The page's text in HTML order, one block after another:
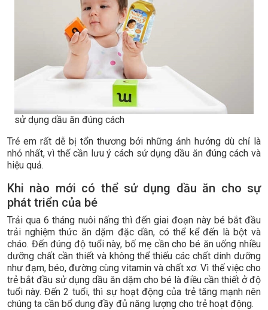
sử dụng dầu ăn đúng cách
Trẻ em rất dễ bị tổn thương bởi những ảnh hưởng dù chỉ là
nhỏ nhất, vì thế cần lưu ý cách sử dụng dầu ăn đúng cách và
hiệu quả.
Khi nào mới có thể sử dụng dầu ăn cho sự
phát triển của bé
Trải qua 6 tháng nuôi nấng thì đến giai đoạn này bé bắt đầu
trải nghiệm thức ăn dặm đặc dần, có thể kể đến là bột và
cháo. Đến đúng độ tuổi này, bố mẹ cần cho bé ăn uống nhiều
dưỡng chất cần thiết và không thể thiếu các chất dinh dưỡng
như đạm, béo, đường cùng vitamin và chất xơ. Vì thế việc cho
trẻ bắt đầu sử dụng dầu ăn dặm cho bé là điều cần thiết ở độ
tuổi này. Đến 2 tuổi, thì sự hoạt động của trẻ tăng mạnh nên
chúng ta cần bổ dung đầy đủ năng lượng cho trẻ hoạt động.